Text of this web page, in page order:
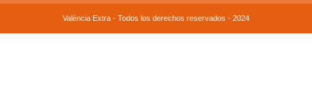
València Extra - Todos los derechos reservados - 2024